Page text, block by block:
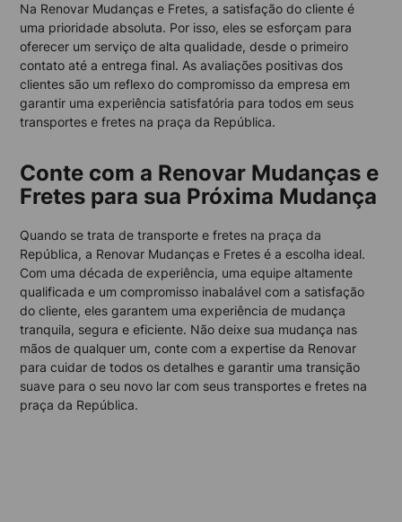
Na Renovar Mudanças e Fretes, a satisfação do cliente é
uma prioridade absoluta. Por isso, eles se esforçam para
oferecer um serviço de alta qualidade, desde o primeiro
contato até a entrega final. As avaliações positivas dos
clientes são um reflexo do compromisso da empresa em
garantir uma experiência satisfatória para todos em seus
transportes e fretes na praça da República.
Conte com a Renovar Mudanças e
Fretes para sua Próxima Mudança
Quando se trata de transporte e fretes na praça da
República, a Renovar Mudanças e Fretes é a escolha ideal.
Com uma década de experiência, uma equipe altamente
qualificada e um compromisso inabalável com a satisfação
do cliente, eles garantem uma experiência de mudança
tranquila, segura e eficiente. Não deixe sua mudança nas
mãos de qualquer um, conte com a expertise da Renovar
para cuidar de todos os detalhes e garantir uma transição
suave para o seu novo lar com seus transportes e fretes na
praça da República.